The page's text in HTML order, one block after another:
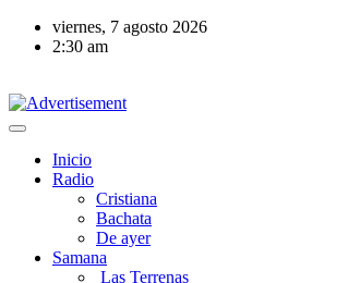
viernes, 7 agosto 2026
2:30 am
Inicio
Radio
Cristiana
Bachata
De ayer
Samana
Las Terrenas